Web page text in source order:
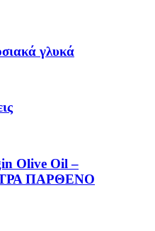
γλυκά
Olive Oil –
ΠΑΡΘΕΝΟ